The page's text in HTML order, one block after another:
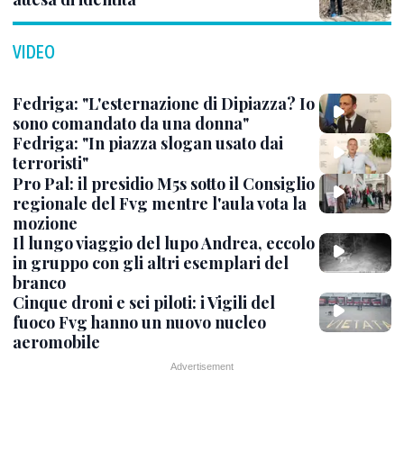
VIDEO
Fedriga: "L'esternazione di Dipiazza? Io
sono comandato da una donna"
Fedriga: "In piazza slogan usato dai
terroristi"
Pro Pal: il presidio M5s sotto il Consiglio
regionale del Fvg mentre l'aula vota la
mozione
Il lungo viaggio del lupo Andrea, eccolo
in gruppo con gli altri esemplari del
branco
Cinque droni e sei piloti: i Vigili del
fuoco Fvg hanno un nuovo nucleo
aeromobile